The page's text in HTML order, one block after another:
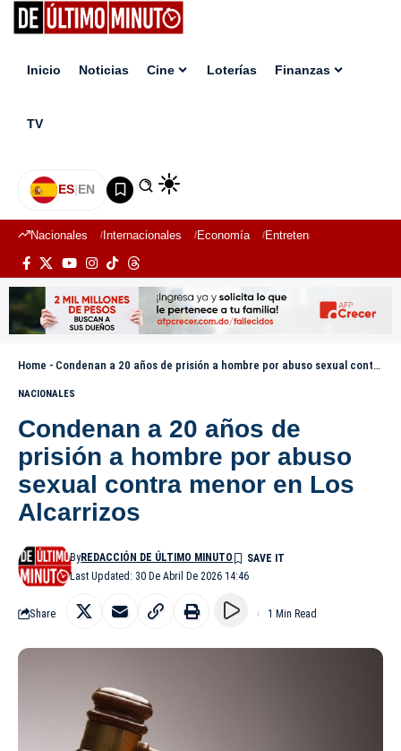
Inicio Noticias Cine Loterías Finanzas
TV
ES|EN
Nacionales Internacionales Economía Entretenimiento
Home - Condenan a 20 años de prisión a hombre por abuso sexual contra menor en Los Alcarrizos
NACIONALES
Condenan a 20 años de
prisión a hombre por abuso
sexual contra menor en Los
Alcarrizos
Last Updated: 30 De Abril De 2026 14:46
ByREDACCIÓN DE ÚLTIMO MINUTO
Share 1 Min Read